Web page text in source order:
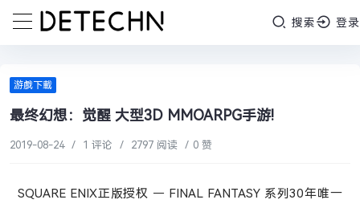
搜索 登录
游戲下載
最终幻想：觉醒 大型3D MMOARPG手游!
2019-08-24 / 1 评论 / 2797 阅读 / 0 赞
SQUARE ENIX正版授权 — FINAL FANTASY 系列30年唯一